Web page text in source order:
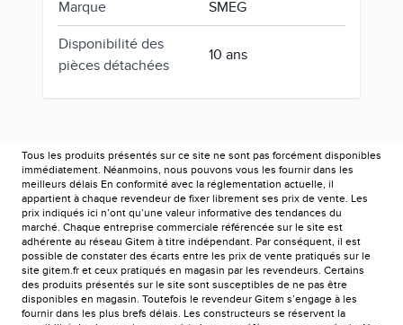
Marque SMEG
Disponibilité des
pièces détachées
10 ans
Tous les produits présentés sur ce site ne sont pas forcément disponibles
immédiatement. Néanmoins, nous pouvons vous les fournir dans les
meilleurs délais En conformité avec la réglementation actuelle, il
appartient à chaque revendeur de fixer librement ses prix de vente. Les
prix indiqués ici n’ont qu’une valeur informative des tendances du
marché. Chaque entreprise commerciale référencée sur le site est
adhérente au réseau Gitem à titre indépendant. Par conséquent, il est
possible de constater des écarts entre les prix de vente pratiqués sur le
site gitem.fr et ceux pratiqués en magasin par les revendeurs. Certains
des produits présentés sur le site sont susceptibles de ne pas être
disponibles en magasin. Toutefois le revendeur Gitem s’engage à les
fournir dans les plus brefs délais. Les constructeurs se réservent la